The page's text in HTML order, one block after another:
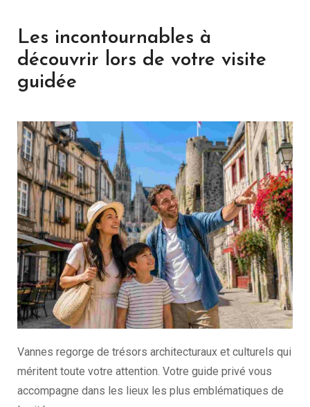
Les incontournables à
découvrir lors de votre visite
guidée
Vannes regorge de trésors architecturaux et culturels qui
méritent toute votre attention. Votre guide privé vous
accompagne dans les lieux les plus emblématiques de